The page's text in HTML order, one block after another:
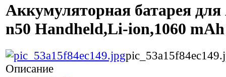
Аккумуляторная батарея для
n50 Handheld,Li-ion,1060 mAh
Описание